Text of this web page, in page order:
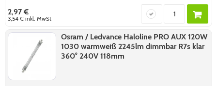
2,97 €
3,54 €inkl. MwSt
Osram / Ledvance Haloline PRO AUX 120W
1030 warmweiß 2245lm dimmbar R7s klar
360° 240V 118mm